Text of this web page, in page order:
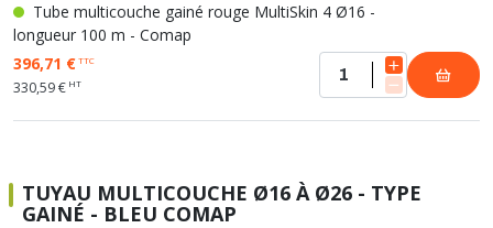
Tube multicouche gainé rouge MultiSkin 4 Ø16 -
longueur 100 m - Comap
396,71 €TTC
330,59 € HT
TUYAU MULTICOUCHE Ø16 À Ø26 - TYPE
GAINÉ - BLEU COMAP